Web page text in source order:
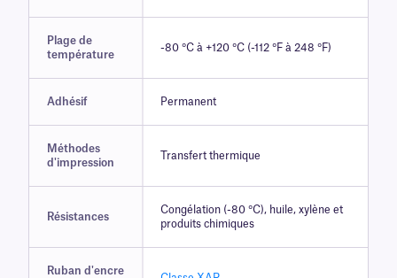
Plage de
température
-80 °C à +120 °C (-112 °F à 248 °F)
Adhésif Permanent
Méthodes
d'impression
Transfert thermique
Résistances
Congélation (-80 °C), huile, xylène et
produits chimiques
Ruban d'encre